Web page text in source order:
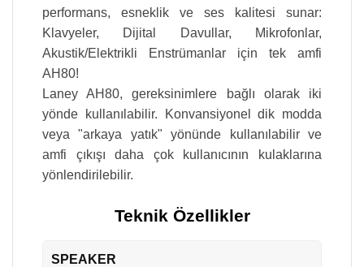
performans, esneklik ve ses kalitesi sunar:
Klavyeler, Dijital Davullar, Mikrofonlar,
Akustik/Elektrikli Enstrümanlar için tek amfi
AH80!
Laney AH80, gereksinimlere bağlı olarak iki
yönde kullanılabilir. Konvansiyonel dik modda
veya "arkaya yatık" yönünde kullanılabilir ve
amfi çıkışı daha çok kullanıcının kulaklarına
yönlendirilebilir.
Teknik Özellikler
SPEAKER